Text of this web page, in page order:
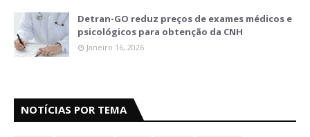
Detran-GO reduz preços de exames médicos e
psicológicos para obtenção da CNH
Janeiro 16, 2026
NOTÍCIAS POR TEMA